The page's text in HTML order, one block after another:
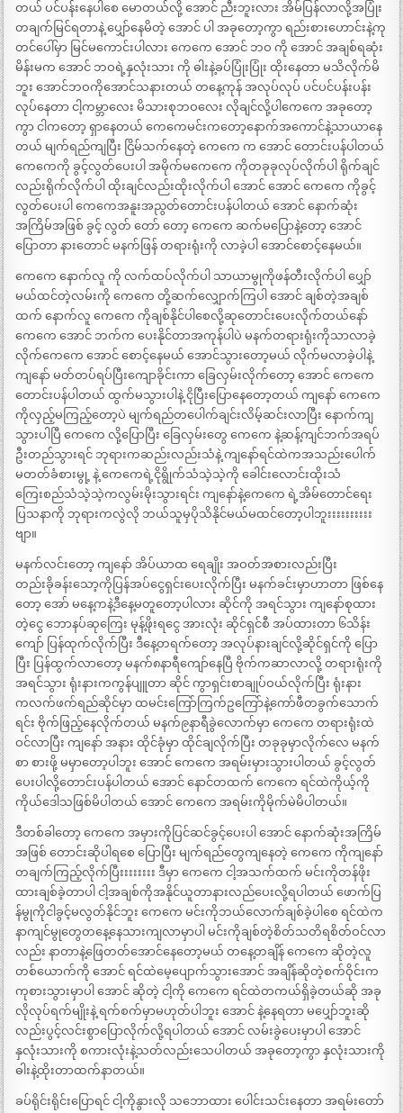
တယ် ပင်ပန်းနေပါစေ မောတယ်လို့ အောင် ညီးဘူးလား အိမ်ပြန်လာလို့အပြုံး
တချက်မြင်ရတာနဲ့ ပျှော်နေမိတဲ့ အောင် ပါ အခုတော့ကွာ ရည်းစားဟောင်းနဲ့ကု
တင်ပေါ်မှာ မြင်မကောင်းပါလား ကေကေ အောင် ဘဝ ကို အောင် အချစ်ရဆုံး
မိန်းမက အောင် ဘဝရဲ့နှလုံးသား ကို ဓါးနဲ့ခပ်ပြုံးပြုံး ထိုးနေတာ မသိလိုက်မိ
ဘူး အောင်ဘဝကိုအောင်သနားတယ် တနေ့ကုန် အလုပ်လုပ် ပင်ပင်ပန်းပန်း
လုပ်နေတာ ငါ့ကမ္ဘာလေး မိသားစုဘဝလေး လိုချင်လို့ပါကေကေ အခုတော့
ကွာ ငါကတော့ ရှာနေတယ် ကေကေမင်းကတော့နောက်အကောင်နဲ့သာယာနေ
တယ် မျက်ရည်ကျပြီး ငြိမ်သက်နေတဲ့ ကေကေ က အောင် တောင်းပန်ပါတယ်
ကေကေကို ခွင့်လွတ်ပေးပါ အမိုက်မကေကေ ကိုတခုခုလုပ်လိုက်ပါ ရိုက်ချင်
လည်းရိုက်လိုက်ပါ ထိုးချင်လည်းထိုးလိုက်ပါ အောင် အောင် ကေကေ ကိုခွင့်
လွတ်ပေးပါ ကေကေအနူးအညွတ်တောင်းပန်ပါတယ် အောင် နောက်ဆုံး
အကြိမ်အဖြစ် ခွင့် လွတ် တော် တော့ ကေကေ ဆက်မပြောနဲ့တော့ အောင်
ပြောတာ နားတောင် မနက်ဖြန် တရားရုံးကို လာခဲ့ပါ အောင်စောင့်နေမယ်။
ကေကေ နောက်လူ ကို လက်ထပ်လိုက်ပါ သာယာမွုကိုဖန်တီးလိုက်ပါ ပျှော်
မယ်ထင်တဲ့လမ်းကို ကေကေ တို့ဆက်လျှောက်ကြပါ အောင် ချစ်တဲ့အချစ်
ထက် နောက်လူ ကေကေ ကိုချစ်နိုင်ပါစေလို့ဆုတောင်းပေးလိုက်တယ်နော်
ကေကေ အောင် ဘက်က ပေးနိုင်တာအကုန်ပါပဲ မနက်တရားရုံးကိုသာလာခဲ့
လိုက်ကေကေ အောင် စောင့်နေမယ် အောင်သွားတော့မယ် လိုက်မလာခဲ့ပါနဲ့
ကျနော် မတ်တပ်ရပ်ပြီးကျောခိုင်းကာ ခြေလှမ်းလိုက်တော့ အောင် ကေကေ
တောင်းပန်ပါတယ် ထွက်မသွားပါနဲ့ ငိုပြီးပြောနေတော့တယ် ကျနော် ကေကေ
ကိုလှည့်မကြည့်တော့ပဲ မျက်ရည်တပေါက်ချင်းလိမ့်ဆင်းလာပြီး နောက်ကျ
သွားပါပြီ ကေကေ လို့ပြောပြီး ခြေလှမ်းတွေ ကေကေ နဲ့ဆန့်ကျင်ဘက်အရပ်
ဦးတည်သွားရင် ဘုရားကဆည်းလည်းသံနဲ့ ကျနော်ရင်ထဲကအသည်းပေါက်
မတတ်ခံစားမွု့ နဲ့ ကေကေရဲ့ငိုရွိုက်သံသဲ့သဲ့ကို ခေါင်းလောင်းထိုးသံ
ကြေးစည်သံသဲ့သဲ့ကလွမ်းမိုးသွားရင်း ကျနော်နဲ့ကေကေ ရဲ့အိမ်တောင်ရေး
ပြသနာကို ဘုရားကလွဲလို ဘယ်သူမှပိုသိနိုင်မယ်မထင်တော့ပါဘူးးးးးးးးးး
ဗျာ။
မနက်လင်းတော့ ကျနော် အိပ်ယာထ ရေချိုး အဝတ်အစားလည်းပြီး
တည်းခိုခန်းသော့ကိုပြန်အပ်ငွေရှင်းပေးလိုက်ပြီး မနက်ခင်းမှာဟာတာ ဖြစ်နေ
တော့ အော် မနေ့ကနဲ့ဒီနေ့မတူတော့ပါလား ဆိုင်ကို အရင်သွား ကျနော်စုထား
တဲ့ငွေ ဘောနပ်ဆုကြေး မုန့်ဖိုးရငွေ အားလုံး ဆိုင်ရှင်စီ အပ်ထားတာ ၆သိန်း
ကျော် ပြန်ထုက်လိုက်ပြီး ဒီနေ့တရက်တော့ အလုပ်နားချင်လို့ဆိုင်ရှင်ကို ပြော
ပြီး ပြန်ထွက်လာတော့ မနက်၈နာရီကျော်နေပြီ ဗိုက်ကဆာလာလို့ တရားရုံးကို
အရင်သွား ရုံးနားကကွန်ပျူတာ ဆိုင် ကွာရှင်းစာချုပ်ဝယ်လိုက်ပြီး ရုံးနား
ကလက်ဖက်ရည်ဆိုင်မှာ ထမင်းကြော်ကြက်ဥကြော်နဲ့ကော်ဖီတခွက်သောက်
ရင်း ဗိုက်ဖြည့်နေလိုက်တယ် မနက်၉နာရီခွဲလောက်မှာ ကေကေ တရားရုံးထဲ
ဝင်လာပြီး ကျနော် အနား ထိုင်ခုံမှာ ထိုင်ချလိုက်ပြီး တခုခုမှာလိုက်လေ မနက်
စာ စားဖို့ မမှာတော့ပါဘူး အောင် ကေကေ အရမ်းမှားသွားပါတယ် ခွင့်လွတ်
ပေးပါလို့တောင်းပန်ပါတယ် အောင် နောင်တထက် ကေကေ ရင်ထဲကိုယ့်ကို
ကိုယ်ဒေါသဖြစ်မိပါတယ် အောင် ကေကေ အရမ်းကိုမိုက်မဲမိပါတယ်။
ဒီတစ်ခါတော့ ကေကေ အမှားကိုပြင်ဆင်ခွင့်ပေးပါ အောင် နောက်ဆုံးအကြိမ်
အဖြစ် တောင်းဆိုပါရစေ ပြောပြီး မျက်ရည်တွေကျနေတဲ့ ကေကေ ကိုကျနော်
တချက်ကြည့်လိုက်ပြီးးးးးးးး ဒီမှာ ကေကေ ငါ့အသက်ထက် မင်းကိုတန်ဖိုး
ထားချစ်ခဲ့တာပါ ငါ့အချစ်ကိုအနိုင်ယူတာနားလည်ပေးလို့ရပါတယ် ဖောက်ပြ
န်မွုကိုငါခွင့်မလွတ်နိုင်ဘူး ကေကေ မင်းကိုဘယ်လောက်ချစ်ခဲ့ပါစေ ရင်ထဲက
နာကျင်မွုတွေတနေ့နေသားကျလာမှာပါ မင်းကိုချစ်တဲ့စိတ်သတိရစိတ်ဝင်လာ
လည်း နာတာနဲ့ဖြေတတ်အောင်နေတော့မယ် တနေ့တချိန် ကေကေ ဆိုတဲ့လူ
တစ်ယောက်ကို အောင် ရင်ထဲမေ့ပျောက်သွားအောင် အချိန်ဆိုတဲ့စက်ဝိုင်းက
ကုစားသွားမှာပါ အောင် ဆိုတဲ့ ငါ့ကို ကေကေ ရင်ထဲတကယ်ရှိခဲ့တယ်ဆို အခု
လိုလုပ်ရက်မျိုးနဲ့ ရက်စက်မှာမဟုတ်ပါဘူး အောင် နဲ့နေရတာ မပျှော်ဘူးဆို
လည်းပွင့်လင်းစွာပြောလိုက်လို့ရပါတယ် အောင် လမ်းခွဲပေးမှာပါ အောင်
နှလုံးသားကို စကားလုံးနဲ့သတ်လည်းသေပါတယ် အခုတော့ကွာ နှလုံးသားကို
ဓါးနဲ့ထိုးတာထက်နာတယ်။
ခပ်ရိုင်းရိုင်းပြောရင် ငါ့ကိုနွားလို သဘောထား ပေါင်းသင်းနေတာ အရမ်းတော်